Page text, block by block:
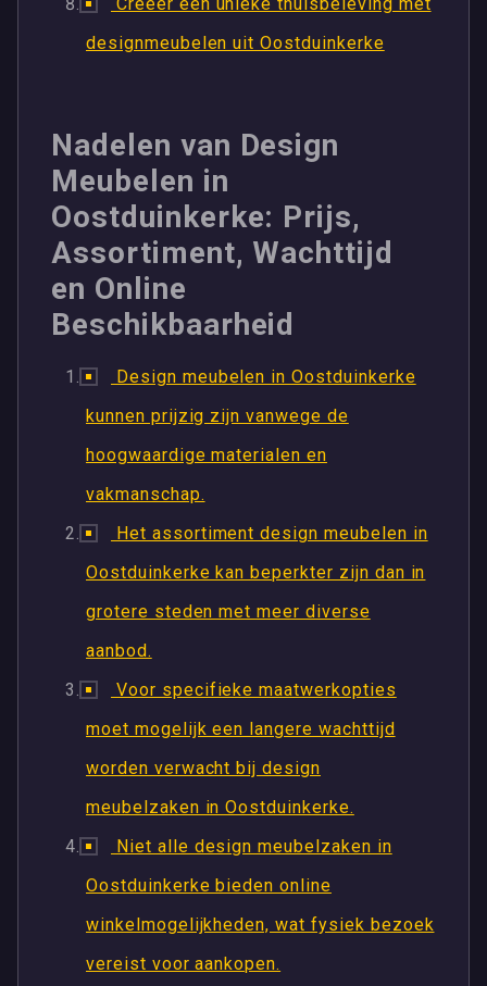
designmeubelen uit Oostduinkerke
Nadelen van Design
Meubelen in
Oostduinkerke: Prijs,
Assortiment, Wachttijd
en Online
Beschikbaarheid
Design meubelen in Oostduinkerke
kunnen prijzig zijn vanwege de
hoogwaardige materialen en
vakmanschap.
Het assortiment design meubelen in
Oostduinkerke kan beperkter zijn dan in
grotere steden met meer diverse
aanbod.
Voor specifieke maatwerkopties
moet mogelijk een langere wachttijd
worden verwacht bij design
meubelzaken in Oostduinkerke.
Niet alle design meubelzaken in
Oostduinkerke bieden online
winkelmogelijkheden, wat fysiek bezoek
vereist voor aankopen.